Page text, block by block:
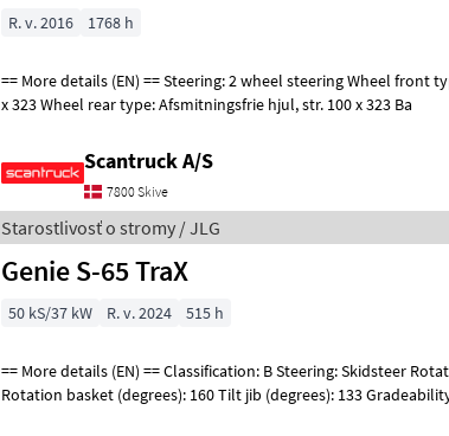
R. v. 2016 1768 h
== More details (EN) == Steering: 2 wheel steering Wheel front type: Afsmitningsfrie hjul, str. 100
x 323 Wheel rear type: Afsmitningsfrie hjul, str. 100 x 323 Ba
Scantruck A/S
7800 Skive
Starostlivosť o stromy / JLG
Genie S-65 TraX
50 kS/37 kW R. v. 2024 515 h
== More details (EN) == Classification: B Steering: Skidsteer Rotation chassis (degrees): 360
Rotation basket (degrees): 160 Tilt jib (degrees): 133